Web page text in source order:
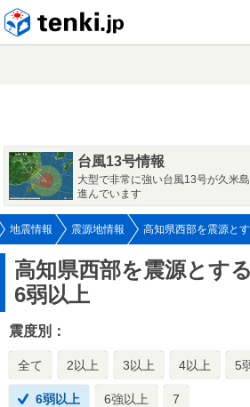
台風13号情報
大型で非常に強い台風13号が久米
進んでいます
地震情報 震源地情報 高知県西部を震源と
高知県西部を震源とす
6弱以上
震度別：
全て 2以上 3以上 4以上 5
6弱以上 6強以上 7